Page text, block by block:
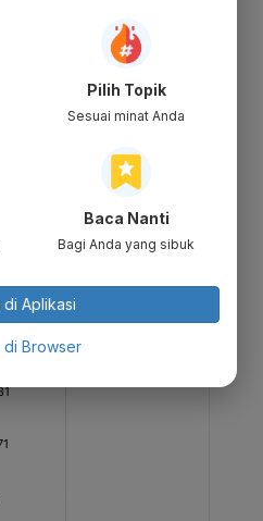
Pilih Topik
Sesuai minat Anda
Baca Nanti
Bagi Anda yang sibuk
di Aplikasi
di Browser